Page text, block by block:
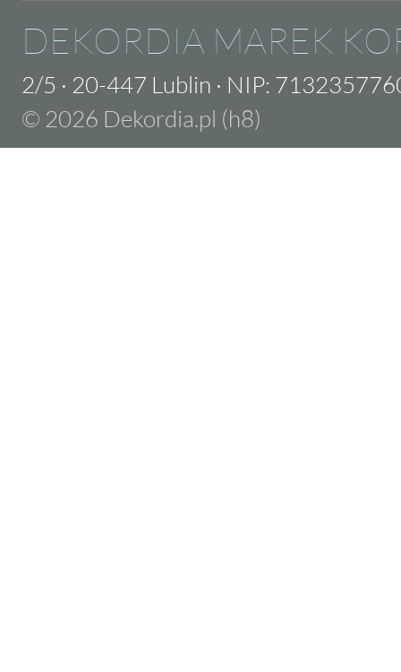
DEKORDIA MAREK
2/5 · 20-447 Lublin · NIP:
© 2026 Dekordia.pl (h8)